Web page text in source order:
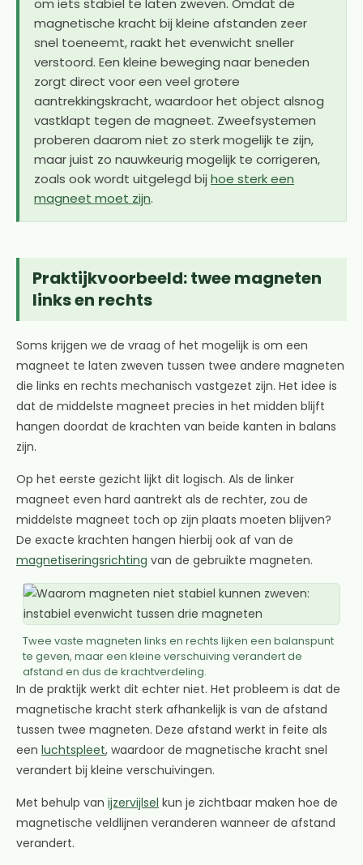
om iets stabiel te laten zweven. Omdat de
magnetische kracht bij kleine afstanden zeer
snel toeneemt, raakt het evenwicht sneller
verstoord. Een kleine beweging naar beneden
zorgt direct voor een veel grotere
aantrekkingskracht, waardoor het object alsnog
vastklapt tegen de magneet. Zweefsystemen
proberen daarom niet zo sterk mogelijk te zijn,
maar juist zo nauwkeurig mogelijk te corrigeren,
zoals ook wordt uitgelegd bij hoe sterk een
magneet moet zijn.
Praktijkvoorbeeld: twee magneten
links en rechts
Soms krijgen we de vraag of het mogelijk is om een
magneet te laten zweven tussen twee andere magneten
die links en rechts mechanisch vastgezet zijn. Het idee is
dat de middelste magneet precies in het midden blijft
hangen doordat de krachten van beide kanten in balans
zijn.
Op het eerste gezicht lijkt dit logisch. Als de linker
magneet even hard aantrekt als de rechter, zou de
middelste magneet toch op zijn plaats moeten blijven?
De exacte krachten hangen hierbij ook af van de
magnetiseringsrichting van de gebruikte magneten.
Twee vaste magneten links en rechts lijken een balanspunt
te geven, maar een kleine verschuiving verandert de
afstand en dus de krachtverdeling.
In de praktijk werkt dit echter niet. Het probleem is dat de
magnetische kracht sterk afhankelijk is van de afstand
tussen twee magneten. Deze afstand werkt in feite als
een luchtspleet, waardoor de magnetische kracht snel
verandert bij kleine verschuivingen.
Met behulp van ijzervijlsel kun je zichtbaar maken hoe de
magnetische veldlijnen veranderen wanneer de afstand
verandert.